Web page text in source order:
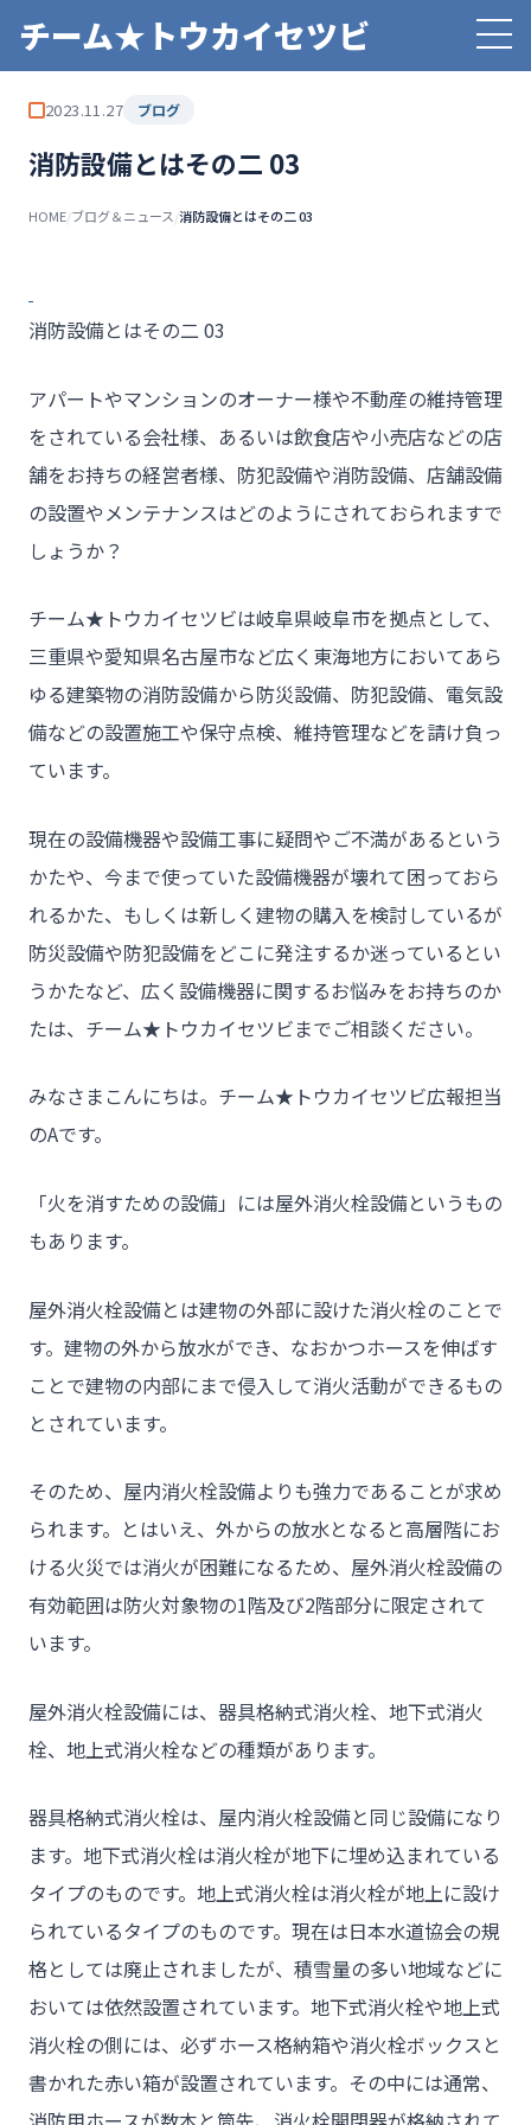
チーム★トウカイセツビ
2023.11.27 ブログ
消防設備とはその二 03
HOME/ブログ＆ニュース/消防設備とはその二 03
消防設備とはその二 03
アパートやマンションのオーナー様や不動産の維持管理
をされている会社様、あるいは飲食店や小売店などの店
舗をお持ちの経営者様、防犯設備や消防設備、店舗設備
の設置やメンテナンスはどのようにされておられますで
しょうか？
チーム★トウカイセツビは岐阜県岐阜市を拠点として、
三重県や愛知県名古屋市など広く東海地方においてあら
ゆる建築物の消防設備から防災設備、防犯設備、電気設
備などの設置施工や保守点検、維持管理などを請け負っ
ています。
現在の設備機器や設備工事に疑問やご不満があるという
かたや、今まで使っていた設備機器が壊れて困っておら
れるかた、もしくは新しく建物の購入を検討しているが
防災設備や防犯設備をどこに発注するか迷っているとい
うかたなど、広く設備機器に関するお悩みをお持ちのか
たは、チーム★トウカイセツビまでご相談ください。
みなさまこんにちは。チーム★トウカイセツビ広報担当
のAです。
「火を消すための設備」には屋外消火栓設備というもの
もあります。
屋外消火栓設備とは建物の外部に設けた消火栓のことで
す。建物の外から放水ができ、なおかつホースを伸ばす
ことで建物の内部にまで侵入して消火活動ができるもの
とされています。
そのため、屋内消火栓設備よりも強力であることが求め
られます。とはいえ、外からの放水となると高層階にお
ける火災では消火が困難になるため、屋外消火栓設備の
有効範囲は防火対象物の1階及び2階部分に限定されて
います。
屋外消火栓設備には、器具格納式消火栓、地下式消火
栓、地上式消火栓などの種類があります。
器具格納式消火栓は、屋内消火栓設備と同じ設備になり
ます。地下式消火栓は消火栓が地下に埋め込まれている
タイプのものです。地上式消火栓は消火栓が地上に設け
られているタイプのものです。現在は日本水道協会の規
格としては廃止されましたが、積雪量の多い地域などに
おいては依然設置されています。地下式消火栓や地上式
消火栓の側には、必ずホース格納箱や消火栓ボックスと
書かれた赤い箱が設置されています。その中には通常、